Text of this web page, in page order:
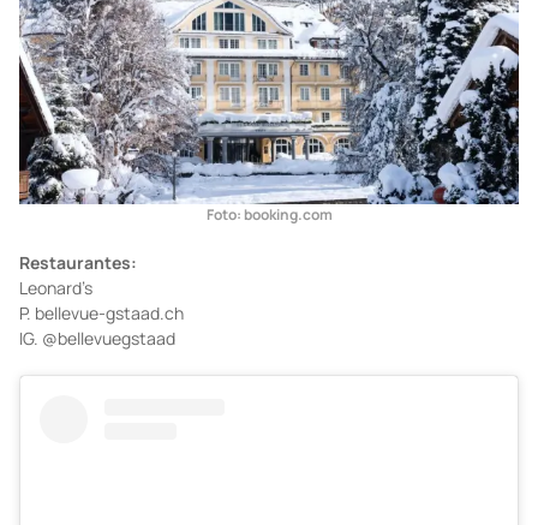
Foto: booking.com
Restaurantes:
Leonard’s
P. bellevue-gstaad.ch
IG. @bellevuegstaad